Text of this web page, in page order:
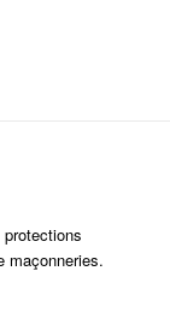
maçonneries.